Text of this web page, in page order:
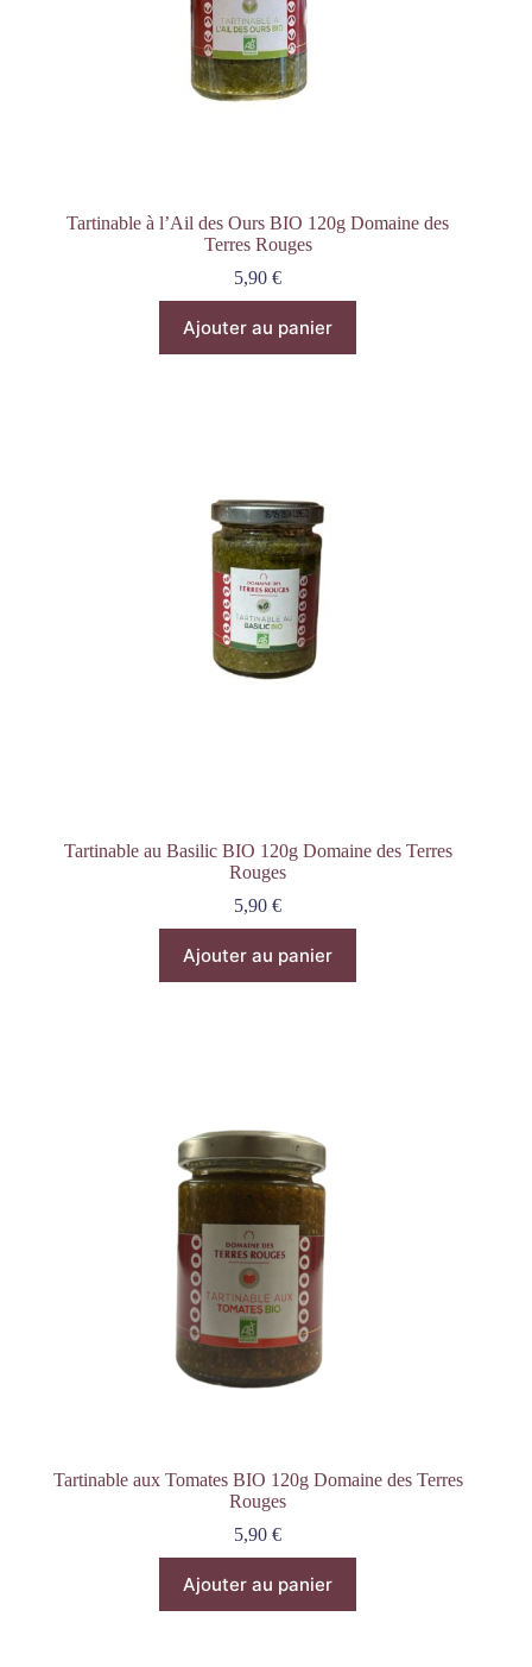
Tartinable à l’Ail des Ours BIO 120g Domaine des
Terres Rouges
5,90€
Ajouter au panier
Tartinable au Basilic BIO 120g Domaine des Terres
Rouges
5,90€
Ajouter au panier
Tartinable aux Tomates BIO 120g Domaine des Terres
Rouges
5,90€
Ajouter au panier